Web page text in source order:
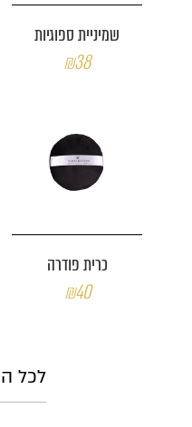
שמיניית ספוגיות
₪38
כרית פודרה
₪40
לכל